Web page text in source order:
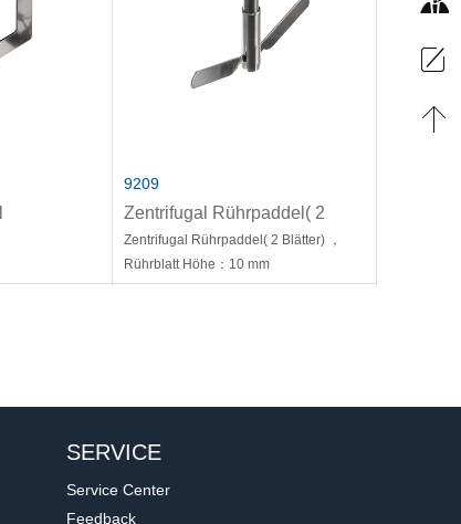
9209
Zentrifugal Rührpaddel( 2
Blätter)
Zentrifugal Rührpaddel( 2 Blätter) ，
Rührblatt Höhe：10 mm
SERVICE
Service Center
Feedback